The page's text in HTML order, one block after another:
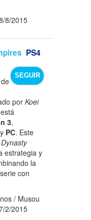
8/2015
PS4
SEGUIR
porKoei
3,
y PC. Este
Dynasty
estrategia y
la
con
/ Musou
2/2015